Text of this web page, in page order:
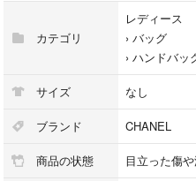
S：新品、新品同様。
A：使用感が少ないとても綺麗な状
AB：多少の使用感はあるが、綺麗
って頂ける状態。美品。
B：やや傷汚れがあるが、まだま
BC：傷汚れ等のダメージが目立つ
C：ジャンク品相当
カテゴリ
レディース
› バッグ
› ハンドバッ
サイズ なし
ブランド CHANEL
商品の状態 目立った傷